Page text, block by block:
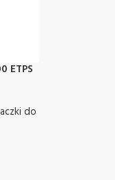
ETPS
do